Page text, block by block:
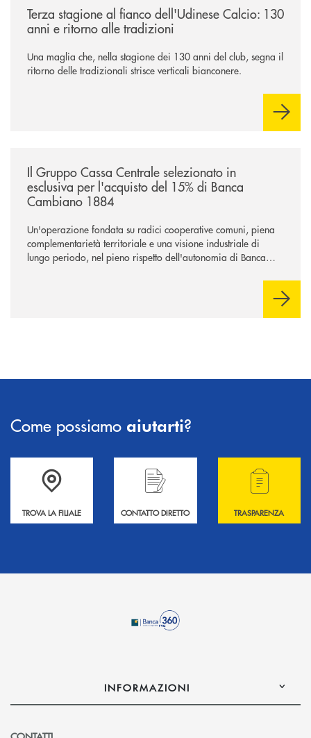
Terza stagione al fianco dell'Udinese Calcio: 130
anni e ritorno alle tradizioni
Una maglia che, nella stagione dei 130 anni del club, segna il
ritorno delle tradizionali strisce verticali bianconere.
Il Gruppo Cassa Centrale selezionato in
esclusiva per l'acquisto del 15% di Banca
Cambiano 1884
Un'operazione fondata su radici cooperative comuni, piena
complementarietà territoriale e una visione industriale di
lungo periodo, nel pieno rispetto dell'autonomia di Banca
negoziazione esclusiva per la finalizzazione dell’operazione.
Come possiamo aiutarti?
Accedi all' elenco completo delle filiali .
TROVA LA FILIALE
Hai bisogno di informazioni? Contattaci !
CONTATTO DIRETTO
Hai bisogno di
TRASPARENZA
INFORMAZIONI